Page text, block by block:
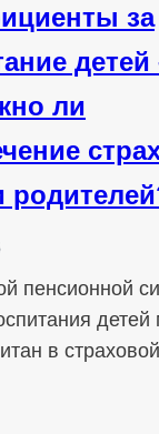
за
детей
ли
пенсионной
детей
в